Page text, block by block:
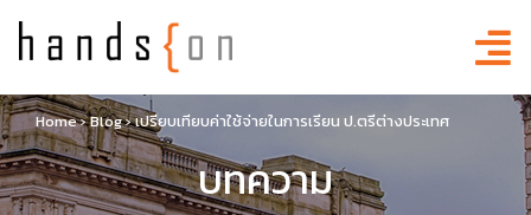
Home›Blog›เปรียบเทียบค่าใช้จ่ายในการเรียน ป.ตรีต่างประเทศ
บทความ